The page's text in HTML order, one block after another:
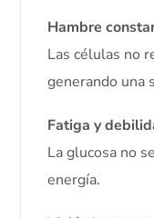
Hambre
Las células no
generando una
Fatiga y
La glucosa no
energía.